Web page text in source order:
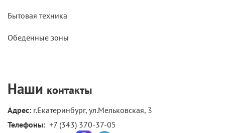
Бытовая техника
Обеденные зоны
Наши контакты
Адрес: г.Екатеринбург, ул.Мельковская, 3
Телефоны: +7 (343) 370-37-05